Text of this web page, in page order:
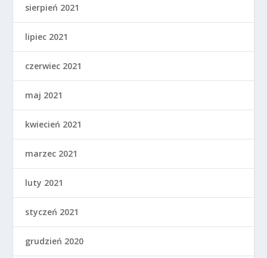
sierpień 2021
lipiec 2021
czerwiec 2021
maj 2021
kwiecień 2021
marzec 2021
luty 2021
styczeń 2021
grudzień 2020